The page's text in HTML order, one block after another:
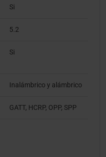
Si
5.2
Si
Inalámbrico y alámbrico
GATT, HCRP, OPP, SPP